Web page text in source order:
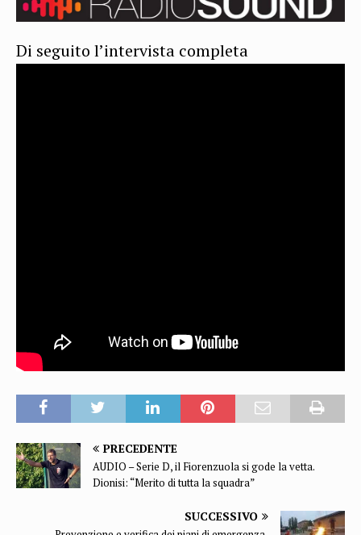
Di seguito l’intervista completa
PRECEDENTE
AUDIO – Serie D, il Fiorenzuola si gode la vetta.
Dionisi: “Merito di tutta la squadra”
SUCCESSIVO